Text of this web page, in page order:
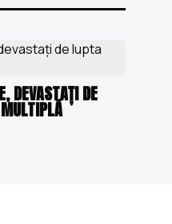
DEVASTAȚI DE